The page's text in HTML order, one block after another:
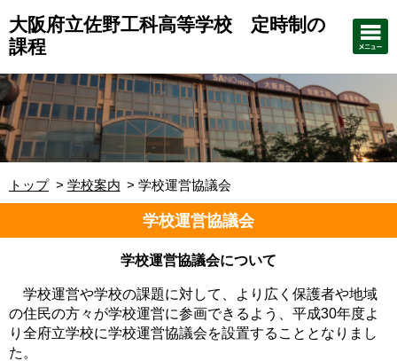
大阪府立佐野工科高等学校 定時制の
課程
トップ 学校案内 学校運営協議会
学校運営協議会
学校運営協議会について
学校運営や学校の課題に対して、より広く保護者や地域
の住民の方々が学校運営に参画できるよう、平成30年度よ
り全府立学校に学校運営協議会を設置することとなりまし
た。